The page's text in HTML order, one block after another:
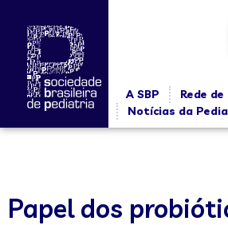
A SBP Rede
Notícias da
Papel dos